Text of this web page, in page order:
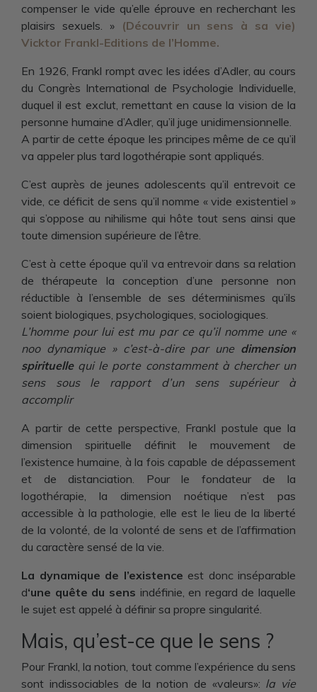
compenser le vide qu’elle éprouve en recherchant les
plaisirs sexuels. » (Découvrir un sens à sa vie)
Vicktor Frankl-Editions de l’Homme.
En 1926, Frankl rompt avec les idées d’Adler, au cours
du Congrès International de Psychologie Individuelle,
duquel il est exclut, remettant en cause la vision de la
personne humaine d’Adler, qu’il juge unidimensionnelle.
A partir de cette époque les principes même de ce qu’il
va appeler plus tard logothérapie sont appliqués.
C’est auprès de jeunes adolescents qu’il entrevoit ce
vide, ce déficit de sens qu’il nomme « vide existentiel »
qui s’oppose au nihilisme qui hôte tout sens ainsi que
toute dimension supérieure de l’être.
C’est à cette époque qu’il va entrevoir dans sa relation
de thérapeute la conception d’une personne non
réductible à l’ensemble de ses déterminismes qu’ils
soient biologiques, psychologiques, sociologiques.
L’homme pour lui est mu par ce qu’il nomme une «
noo dynamique » c’est-à-dire par une dimension
spirituellequi le porte constamment à chercher un
sens sous le rapport d’un sens supérieur à
accomplir
A partir de cette perspective, Frankl postule que la
dimension spirituelle définit le mouvement de
l’existence humaine, à la fois capable de dépassement
et de distanciation. Pour le fondateur de la
logothérapie, la dimension noétique n’est pas
accessible à la pathologie, elle est le lieu de la liberté
de la volonté, de la volonté de sens et de l’affirmation
du caractère sensé de la vie.
La dynamique de l’existence est donc inséparable
d‘une quête du sens indéfinie, en regard de laquelle
le sujet est appelé à définir sa propre singularité.
Mais, qu’est-ce que le sens ?
Pour Frankl, la notion, tout comme l’expérience du sens
sont indissociables de la notion de «valeurs»: la vie